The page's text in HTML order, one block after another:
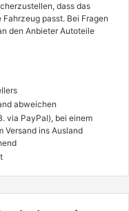
dass das
passt. Bei Fragen
den Anbieter Autoteile
abweichen
via PayPal), bei einem
Versand ins Ausland